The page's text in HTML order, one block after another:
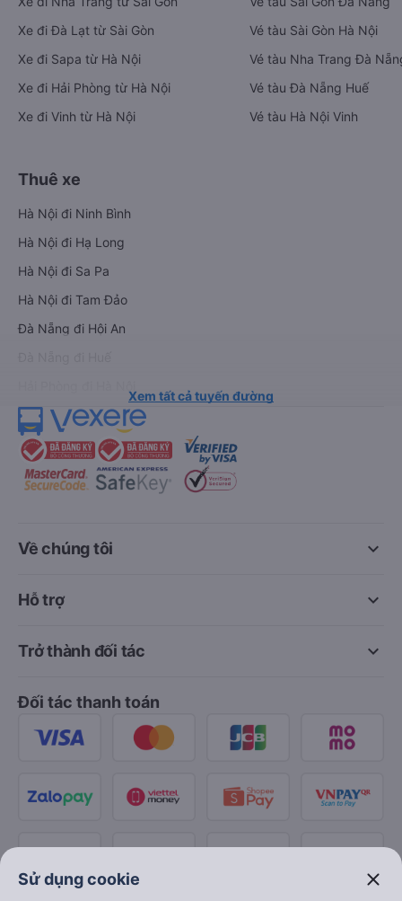
Xe đi Đà Lạt từ Sài Gòn
Xe đi Sapa từ Hà Nội
Xe đi Hải Phòng từ Hà Nội
Xe đi Vinh từ Hà Nội
Vé tàu Sài Gòn Hà Nội
Vé tàu Nha Trang Đà
Vé tàu Đà Nẵng Huế
Vé tàu Hà Nội Vinh
Thuê xe
Hà Nội đi Ninh Bình
Hà Nội đi Hạ Long
Hà Nội đi Sa Pa
Hà Nội đi Tam Đảo
Đà Nẵng đi Hội An
Xem tất cả tuyến đường
keyboard_arrow_down
Về chúng tôi
keyboard_arrow_down
Hỗ trợ
keyboard_arrow_down
Trở thành đối tác
Đối tác thanh toán
Sử dụng cookie close